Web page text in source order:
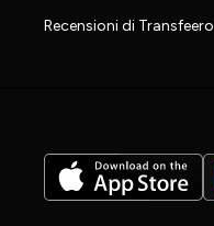
Recensioni di Transfeero